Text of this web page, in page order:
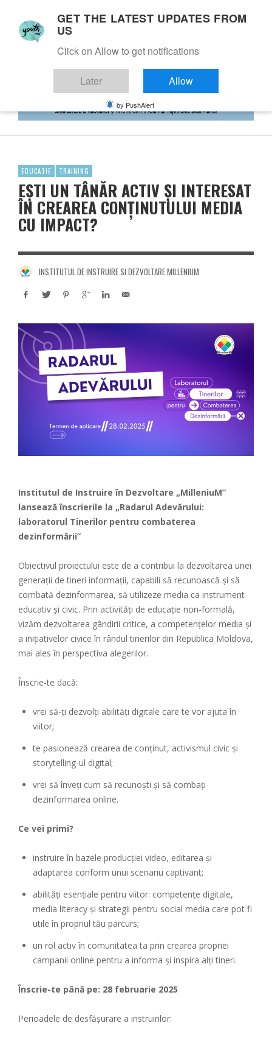
EDUCATIE TRAINING
EȘTI UN TÂNĂR ACTIV ȘI INTERESAT
ÎN CREAREA CONȚINUTULUI MEDIA
CU IMPACT?
INSTITUTUL DE INSTRUIRE SI DEZVOLTARE MILLENIUM
Institutul de Instruire în Dezvoltare „MilleniuM”
lansează înscrierile la „Radarul Adevărului:
laboratorul Tinerilor pentru combaterea
dezinformării”
Obiectivul proiectului este de a contribui la dezvoltarea unei
generații de tineri informații, capabili să recunoască și să
combată dezinformarea, să utilizeze media ca instrument
educativ și civic. Prin activități de educație non-formală,
vizăm dezvoltarea gândirii critice, a competențelor media și
a inițiativelor civice în rândul tinerilor din Republica Moldova,
mai ales în perspectiva alegerilor.
Înscrie-te dacă:
vrei să-ți dezvolți abilități digitale care te vor ajuta în
viitor;
te pasionează crearea de conținut, activismul civic și
storytelling-ul digital;
vrei să înveți cum să recunoști și să combați
dezinformarea online.
Ce vei primi?
instruire în bazele producției video, editarea și
adaptarea conform unui scenariu captivant;
abilități esențiale pentru viitor: competențe digitale,
media literacy și strategii pentru social media care pot fi
utile în propriul tău parcurs;
un rol activ în comunitatea ta prin crearea propriei
campanii online pentru a informa și inspira alți tineri.
Înscrie-te până pe: 28 februarie 2025
Perioadele de desfășurare a instruirilor:
GET THE LATEST UPDATES FROM
US
Click on Allow to get notifications
Later Allow
by PushAlert